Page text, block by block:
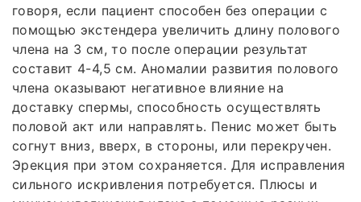
говоря, если пациент способен без операции с
помощью экстендера увеличить длину полового
члена на 3 см, то после операции результат
составит 4-4,5 см. Аномалии развития полового
члена оказывают негативное влияние на
доставку спермы, способность осуществлять
половой акт или направлять. Пенис может быть
согнут вниз, вверх, в стороны, или перекручен.
Эрекция при этом сохраняется. Для исправления
сильного искривления потребуется. Плюсы и